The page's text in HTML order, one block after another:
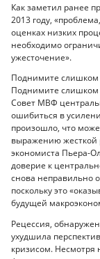
Как заметил ранее
2013 году,
оценках низких
необходимо
ужесточение».
Поднимите слишком
Поднимите слишком
Совет МВФ
ошибиться в
произошло, что
выражению жесткой
экономиста Пьера-
доверие к
снова неправильно
поскольку это
будущей
Рецессия,
ухудшила
кризисом. Несмотря